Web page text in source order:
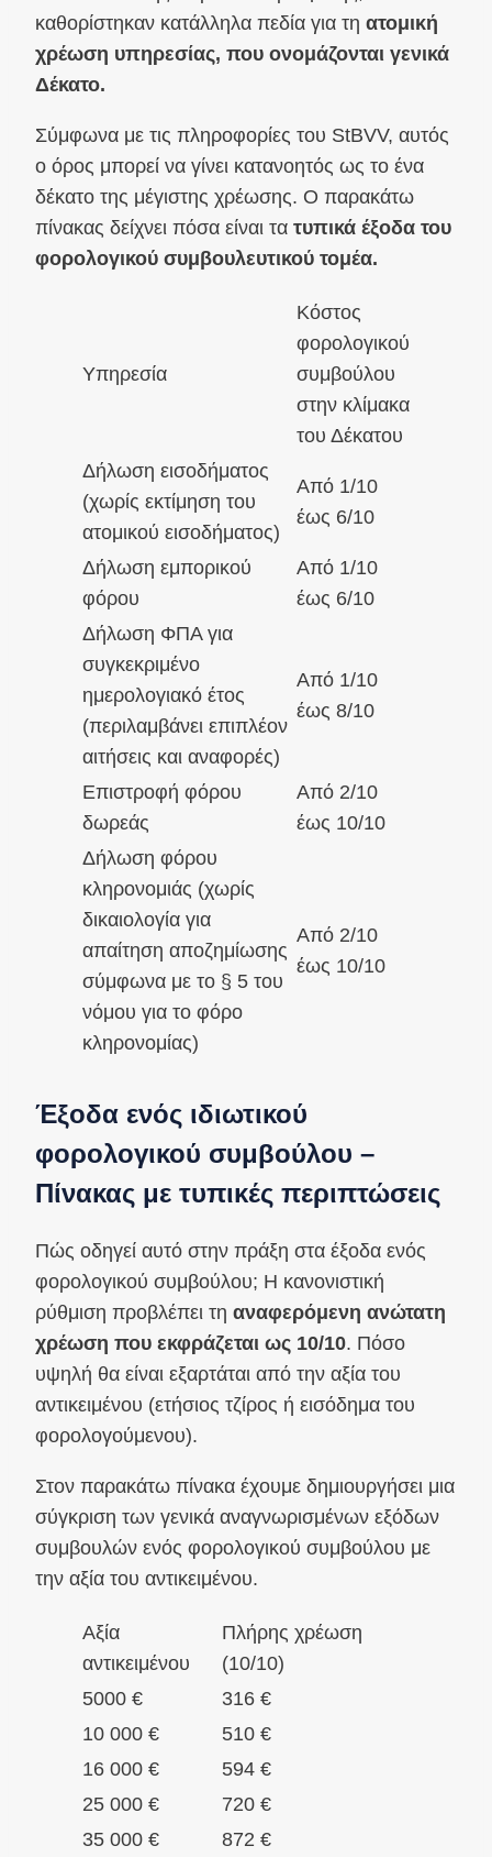
καθορίστηκαν κατάλληλα πεδία για τη ατομική
χρέωση υπηρεσίας, που ονομάζονται γενικά
Δέκατο.
Σύμφωνα με τις πληροφορίες του StBVV, αυτός
ο όρος μπορεί να γίνει κατανοητός ως το ένα
δέκατο της μέγιστης χρέωσης. Ο παρακάτω
πίνακας δείχνει πόσα είναι τα τυπικά έξοδα του
φορολογικού συμβουλευτικού τομέα.
Υπηρεσία
Κόστος
φορολογικού
συμβούλου
στην κλίμακα
του Δέκατου
Δήλωση εισοδήματος
(χωρίς εκτίμηση του
ατομικού εισοδήματος)
Από 1/10
έως 6/10
Δήλωση εμπορικού
φόρου
Από 1/10
έως 6/10
Δήλωση ΦΠΑ για
συγκεκριμένο
ημερολογιακό έτος
(περιλαμβάνει επιπλέον
αιτήσεις και αναφορές)
Από 1/10
έως 8/10
Επιστροφή φόρου
δωρεάς
Από 2/10
έως 10/10
Δήλωση φόρου
κληρονομιάς (χωρίς
δικαιολογία για
απαίτηση αποζημίωσης
σύμφωνα με το § 5 του
νόμου για το φόρο
κληρονομίας)
Από 2/10
έως 10/10
Έξοδα ενός ιδιωτικού
φορολογικού συμβούλου –
Πίνακας με τυπικές περιπτώσεις
Πώς οδηγεί αυτό στην πράξη στα έξοδα ενός
φορολογικού συμβούλου; Η κανονιστική
ρύθμιση προβλέπει τη αναφερόμενη ανώτατη
χρέωση που εκφράζεται ως 10/10. Πόσο
υψηλή θα είναι εξαρτάται από την αξία του
αντικειμένου (ετήσιος τζίρος ή εισόδημα του
φορολογούμενου).
Στον παρακάτω πίνακα έχουμε δημιουργήσει μια
σύγκριση των γενικά αναγνωρισμένων εξόδων
συμβουλών ενός φορολογικού συμβούλου με
την αξία του αντικειμένου.
Αξία
αντικειμένου
Πλήρης χρέωση
(10/10)
5000 €
316 €
10 000 €
510 €
16 000 €
594 €
25 000 €
720 €
35 000 €
872 €